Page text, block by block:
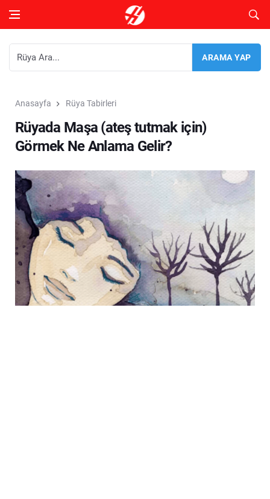
Anasayfa Rüya Tabirleri
Rüyada Maşa (ateş tutmak için)
Görmek Ne Anlama Gelir?